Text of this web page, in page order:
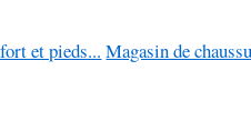
et pieds... Magasin de